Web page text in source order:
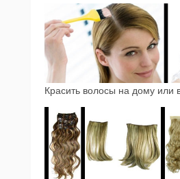
Красить волосы на дому или